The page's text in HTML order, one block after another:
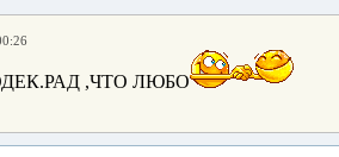
,ЧТО ЛЮБО